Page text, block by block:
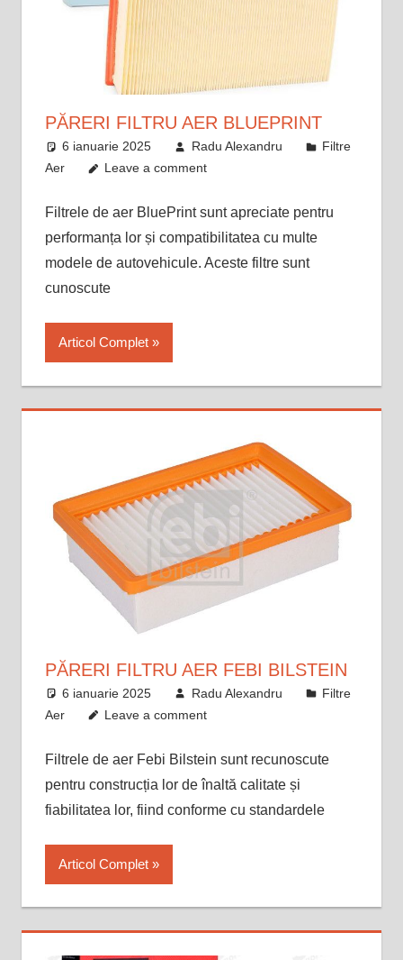
PĂRERI FILTRU AER BLUEPRINT
6 ianuarie 2025 Radu Alexandru
Filtre
Aer
Leave a comment
Filtrele de aer BluePrint sunt apreciate pentru
performanța lor și compatibilitatea cu multe
modele de autovehicule. Aceste filtre sunt
cunoscute
Articol Complet
PĂRERI FILTRU AER FEBI BILSTEIN
6 ianuarie 2025 Radu Alexandru
Filtre
Aer
Leave a comment
Filtrele de aer Febi Bilstein sunt recunoscute
pentru construcția lor de înaltă calitate și
fiabilitatea lor, fiind conforme cu standardele
Articol Complet